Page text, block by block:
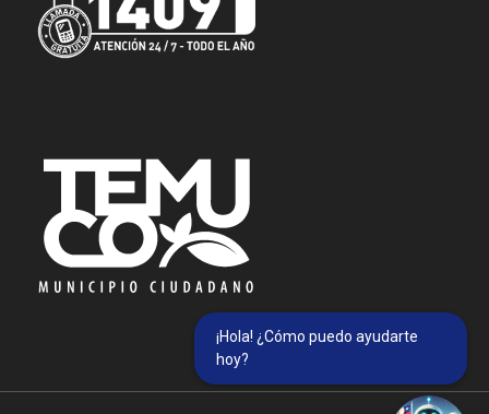
¡Hola! ¿Cómo puedo ayudarte
hoy?